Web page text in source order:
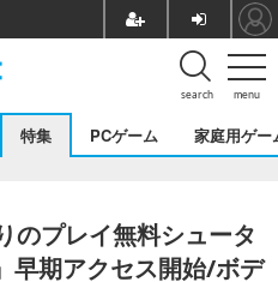
menu
search
特集 PCゲーム 家庭用ゲー
のプレイ無料シュータ
早期アクセス開始/ボデ